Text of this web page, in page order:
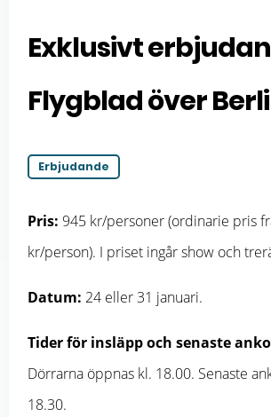
Exklusivt
Flygblad över
Erbjudande
Pris: 945 kr/personer (ordinarie pris
kr/person). I priset ingår show och
Datum: 24 eller 31 januari.
Tider för insläpp och senaste
Dörrarna öppnas kl. 18.00. Senaste
18.30.